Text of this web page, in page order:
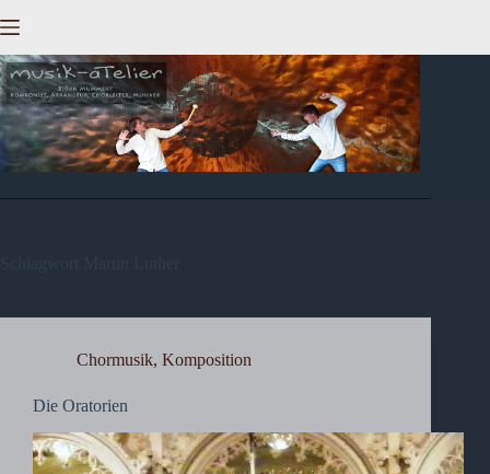
Inhalt
Schlagwort Martin Luther
Chormusik, Komposition
Die Oratorien